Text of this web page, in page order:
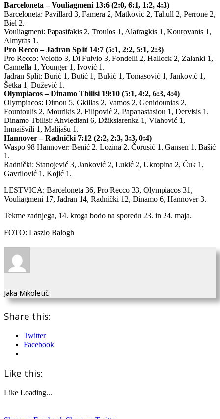
Barceloneta – Vouliagmeni 13:6 (2:0, 6:1, 1:2, 4:3)
Barceloneta: Pavillard 3, Famera 2, Matkovic 2, Tahull 2, Perrone 2,
Biel 2.
Vouliagmeni: Papasifakis 2, Troulos 1, Alafragkis 1, Kourovanis 1,
Almyras 1.
Pro Recco – Jadran Split 14:7 (5:1, 2:2, 5:1, 2:3)
Pro Recco: Velotto 3, Di Fulvio 3, Fondelli 2, Hallock 2, Zalanki 1,
Cannella 1, Younger 1, Ivović 1.
Jadran Split: Burić 1, Butić 1, Bukić 1, Tomasović 1, Janković 1,
Šetka 1, Dužević 1.
Olympiacos – Dinamo Tbilisi 19:10 (5:1, 4:2, 6:3, 4:4)
Olympiacos: Dimou 5, Gkillas 2, Vamos 2, Genidounias 2,
Fountoulis 2, Mourikis 2, Filipović 2, Papanastasiou 1, Dervisis 1.
Dinamo Tbilisi: Ahvlediani 6, Džiksiarenka 1, Vlahović 1,
Imnaišvili 1, Malijašu 1.
Hannover – Radnički 7:12 (2:2, 2:3, 3:3, 0:4)
Waspo 98 Hannover: Benić 2, Lozina 2, Čorusić 1, Gansen 1, Bašić
1.
Radnički: Stanojević 3, Janković 2, Lukić 2, Ukropina 2, Čuk 1,
Gavrilović 1, Kojić 1.
LESTVICA: Barceloneta 36, Pro Recco 33, Olympiacos 31,
Vouliagmeni 17, Jadran 14, Radnički 12, Dinamo 6, Hannover 3.
Tekme zadnjega, 14. kroga bodo na sporedu 23. in 24. maja.
FOTO: Laszlo Balogh
Jaka Mikoletič
Share this:
Twitter
Facebook
Like this:
Like Loading...